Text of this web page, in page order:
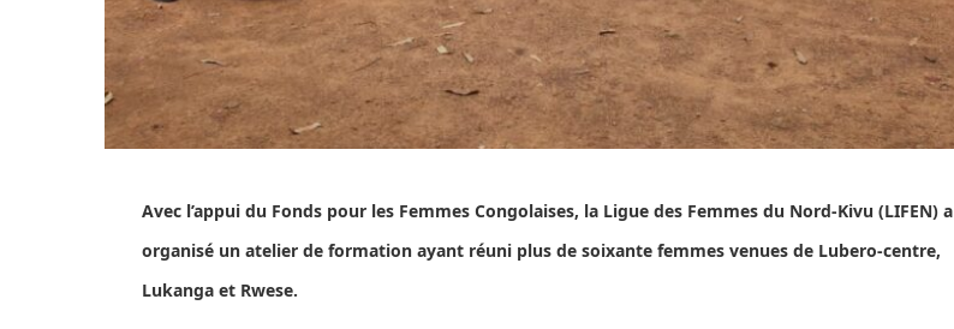
Avec l’appui du Fonds pour les Femmes Congolaises, la Ligue des Femmes du Nord-Kivu (LIFEN) a
organisé un atelier de formation ayant réuni plus de soixante femmes venues de Lubero-centre,
Lukanga et Rwese.